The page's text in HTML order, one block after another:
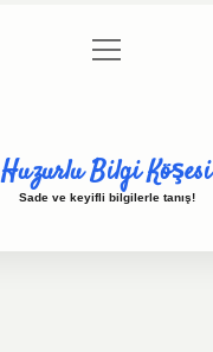
Gizlilik Politikası
menüyü
aç
Huzurlu Bilgi Köşesi
Sade ve keyifli bilgilerle tanış!